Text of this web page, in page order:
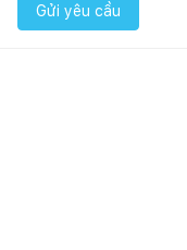
Gửi yêu cầu